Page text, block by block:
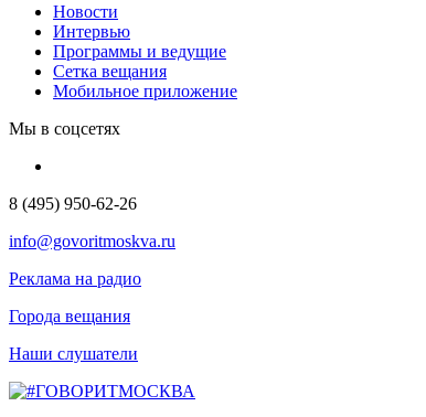
Новости
Интервью
Программы и ведущие
Сетка вещания
Мобильное приложение
Мы в соцсетях
8 (495) 950-62-26
info@govoritmoskva.ru
Реклама на радио
Города вещания
Наши слушатели